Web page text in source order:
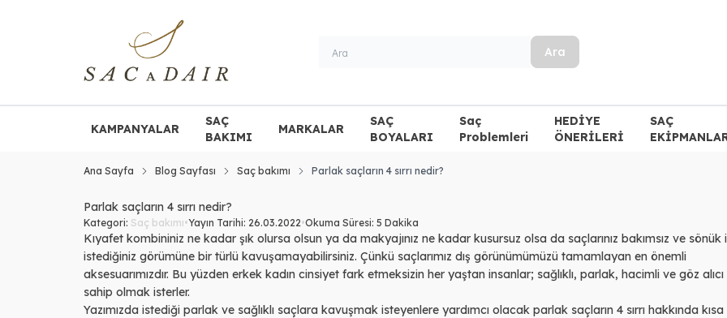
Ara
KAMPANYALAR
SAÇ
BAKIMI
MARKALAR
SAÇ
BOYALARI
Saç
Problemleri
HEDİYE
ÖNERİLERİ
SAÇ
Ana Sayfa Blog Sayfası Saç bakımı Parlak saçların 4 sırrı nedir?
Parlak saçların 4 sırrı nedir?
Kategori: Saç bakımı•Yayın Tarihi: 26.03.2022•Okuma Süresi: 5 Dakika
Kıyafet kombininiz ne kadar şık olursa olsun ya da makyajınız ne kadar kusursuz olsa da saçlarınız bakımsız ve sönük
istediğiniz görümüne bir türlü kavuşamayabilirsiniz. Çünkü saçlarımız dış görünümümüzü tamamlayan en önemli
aksesuarımızdır. Bu yüzden erkek kadın cinsiyet fark etmeksizin her yaştan insanlar; sağlıklı, parlak, hacimli ve göz
sahip olmak isterler.
Yazımızda istediği parlak ve sağlıklı saçlara kavuşmak isteyenlere yardımcı olacak parlak saçların 4 sırrı hakkında